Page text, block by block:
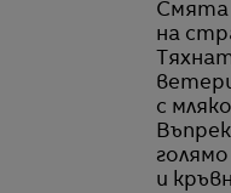
Смята
на
с
и